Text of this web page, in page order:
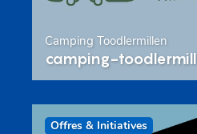
Camping Toodlermillen
camping-
Offres & Initiatives